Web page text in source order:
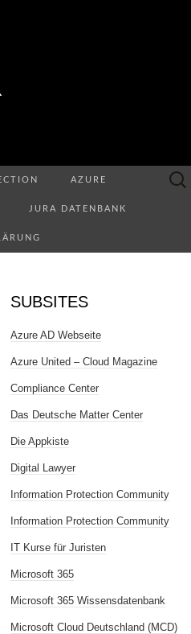
AZURE
JURA DATENBANK
Suchen
SUBSITES
Azure AD Webseite
Azure United – Cloud Magazine
Compliance Center
Das Deutsche Matter Center
Die Appkiste
Digital Lawyer
Information Protection Community
Information Protection Community
IT Kurse für Juristen
Microsoft 365
Microsoft 365 Wissensdatenbank
Microsoft Cloud Deutschland (MCD)